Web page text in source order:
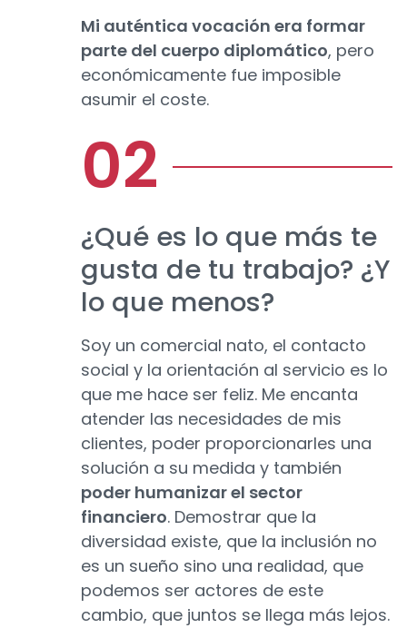
Mi auténtica vocación era formar
parte del cuerpo diplomático, pero
económicamente fue imposible
asumir el coste.
¿Qué es lo que más te
gusta de tu trabajo? ¿Y
lo que menos?
Soy un comercial nato, el contacto
social y la orientación al servicio es lo
que me hace ser feliz. Me encanta
atender las necesidades de mis
clientes, poder proporcionarles una
solución a su medida y también
poder humanizar el sector
financiero. Demostrar que la
diversidad existe, que la inclusión no
es un sueño sino una realidad, que
podemos ser actores de este
cambio, que juntos se llega más lejos.